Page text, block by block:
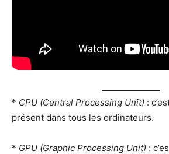
* CPU (Central Processing Unit) :
présent dans tous les ordinateurs.
* GPU (Graphic Processing Unit) :